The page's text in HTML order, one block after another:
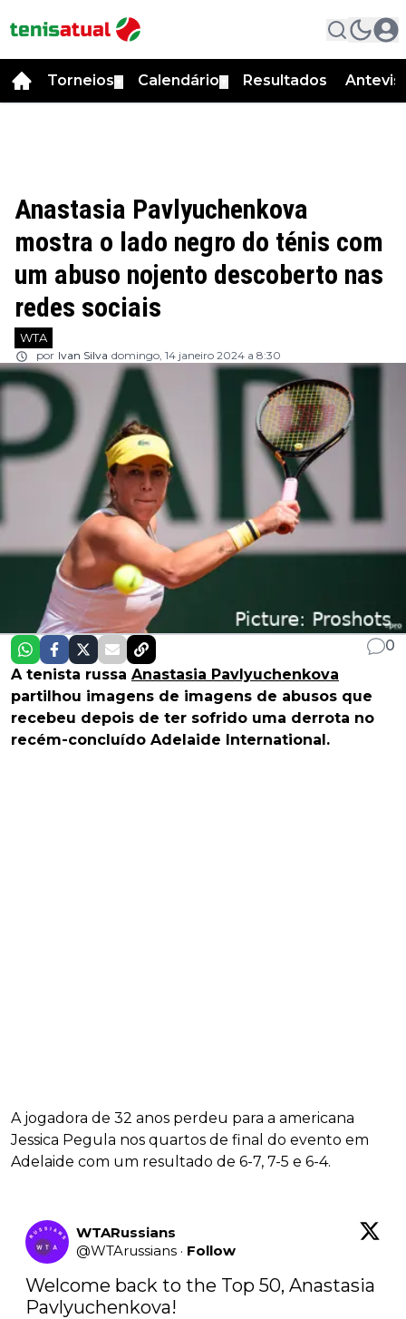
Torneios Calendário Resultados
Anastasia Pavlyuchenkova
mostra o lado negro do ténis com
um abuso nojento descoberto nas
redes sociais
WTA
por Ivan Silva domingo, 14 janeiro 2024 a 8:30
0
A tenista russa Anastasia Pavlyuchenkova
partilhou imagens de imagens de abusos que
recebeu depois de ter sofrido uma derrota no
recém-concluído Adelaide International.
A jogadora de 32 anos perdeu para a americana
Jessica Pegula nos quartos de final do evento em
Adelaide com um resultado de 6-7, 7-5 e 6-4.
WTARussians
@WTArussians · Follow
Welcome back to the Top 50, Anastasia
Pavlyuchenkova!